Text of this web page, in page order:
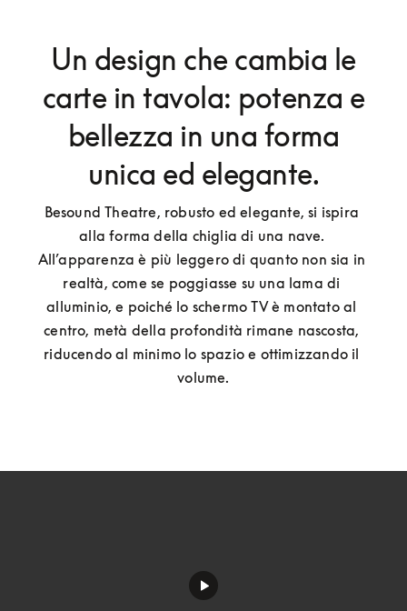
Un design che cambia le
carte in tavola: potenza e
bellezza in una forma
unica ed elegante.
Besound Theatre, robusto ed elegante, si ispira
alla forma della chiglia di una nave.
All’apparenza è più leggero di quanto non sia in
realtà, come se poggiasse su una lama di
alluminio, e poiché lo schermo TV è montato al
centro, metà della profondità rimane nascosta,
riducendo al minimo lo spazio e ottimizzando il
volume.